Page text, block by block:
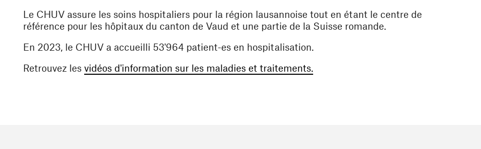
Le CHUV assure les soins hospitaliers pour la région lausannoise tout en étant le centre de
référence pour les hôpitaux du canton de Vaud et une partie de la Suisse romande.
En 2023, le CHUV a accueilli 53'964 patient-es en hospitalisation.
Retrouvez les vidéos d'information sur les maladies et traitements.